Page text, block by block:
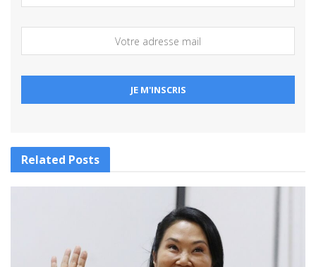
Related Posts